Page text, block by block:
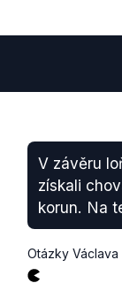
V závěru
získali
korun. Na
Otázky